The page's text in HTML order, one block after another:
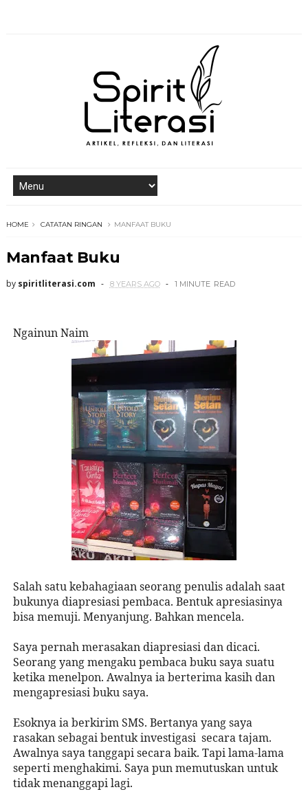
HOME CATATAN RINGAN MANFAAT BUKU
Manfaat Buku
by spiritliterasi.com 8 YEARS AGO 1 MINUTE READ
Ngainun Naim
Salah satu kebahagiaan seorang penulis adalah saat
bukunya diapresiasi pembaca. Bentuk apresiasinya
bisa memuji. Menyanjung. Bahkan mencela.
Saya pernah merasakan diapresiasi dan dicaci.
Seorang yang mengaku pembaca buku saya suatu
ketika menelpon. Awalnya ia berterima kasih dan
mengapresiasi buku saya.
Esoknya ia berkirim SMS. Bertanya yang saya
rasakan sebagai bentuk investigasi secara tajam.
Awalnya saya tanggapi secara baik. Tapi lama-lama
seperti menghakimi. Saya pun memutuskan untuk
tidak menanggapi lagi.